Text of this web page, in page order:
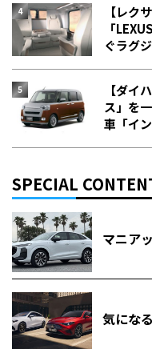
【レク
「
ぐラグ
【ダイ
ス」を
車「イ
SPECIAL
マニア
気にな